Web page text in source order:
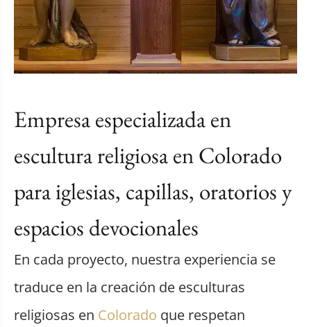
Empresa especializada en
escultura religiosa en Colorado
para iglesias, capillas, oratorios y
espacios devocionales
En cada proyecto, nuestra experiencia se
traduce en la creación de esculturas
religiosas en Colorado que respetan